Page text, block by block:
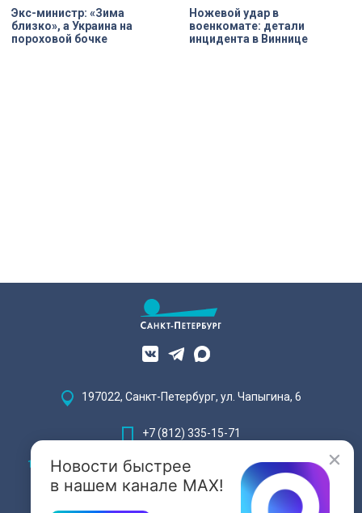
Экс-министр: «Зима
близко», а Украина на
пороховой бочке
Ножевой удар в
военкомате: детали
инцидента в Виннице
Новости быстрее
в нашем канале MAX!
197022, Санкт-Петербург, ул. Чапыгина, 6
+7 (812) 335-15-71
Внимание! Отдельные видеоматериалы, размещенные на настоящем
сайте, могут содержать информацию, предназначенную для лиц,
достигших 18 лет.